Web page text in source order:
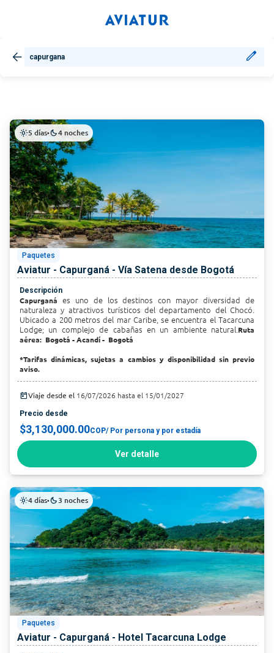
capurgana
light_mode5 días•dark_mode4 noches
Paquetes
Aviatur - Capurganá - Vía Satena desde Bogotá
Descripción
Capurganá es uno de los destinos con mayor diversidad de
naturaleza y atractivos turísticos del departamento del Chocó.
Ubicado a 200 metros del mar Caribe, se encuentra el Tacarcuna
Lodge; un complejo de cabañas en un ambiente natural.Ruta
aérea: Bogotá - Acandí - Bogotá
*Tarifas dinámicas, sujetas a cambios y disponibilidad sin previo
aviso.
todayViaje desde el 16/07/2026 hasta el 15/01/2027
Precio desde
$3,130,000.00COP/ Por persona y por estadía
Ver detalle
light_mode4 días•dark_mode3 noches
Paquetes
Aviatur - Capurganá - Hotel Tacarcuna Lodge